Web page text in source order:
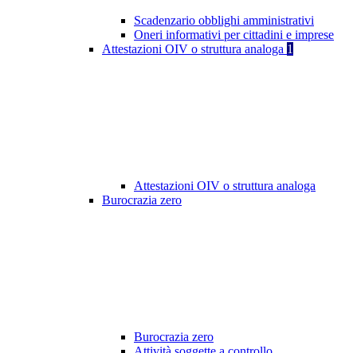
Scadenzario obblighi amministrativi
Oneri informativi per cittadini e imprese
Attestazioni OIV o struttura analoga 1
Attestazioni OIV o struttura analoga
Burocrazia zero
Burocrazia zero